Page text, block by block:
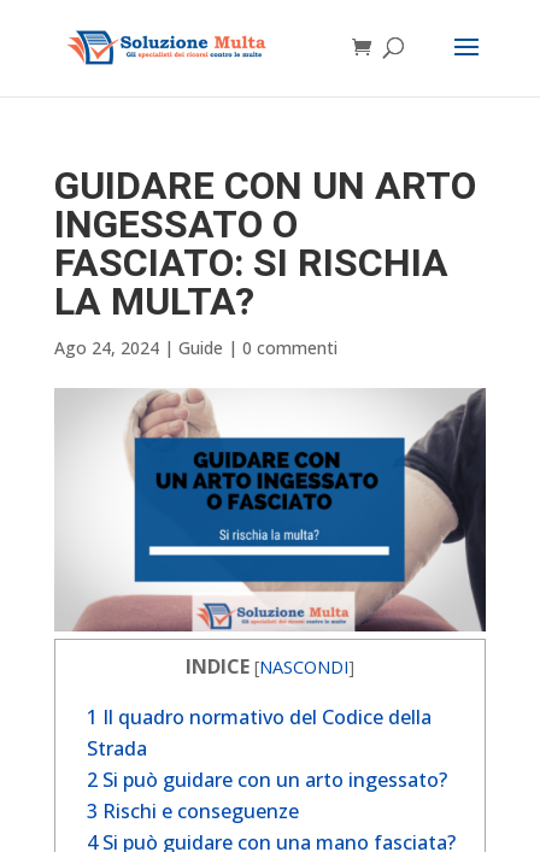
GUIDARE CON UN ARTO
INGESSATO O
FASCIATO: SI RISCHIA
LA MULTA?
Ago 24, 2024| Guide | 0 commenti
INDICE [NASCONDI]
1 Il quadro normativo del Codice della
Strada
2Si può guidare con un arto ingessato?
3 Rischi e conseguenze
4Si può guidare con una mano fasciata?